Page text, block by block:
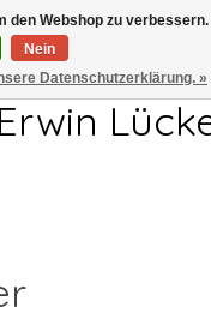
den Webshop zu verbessern.
Nein
Datenschutzerklärung. »